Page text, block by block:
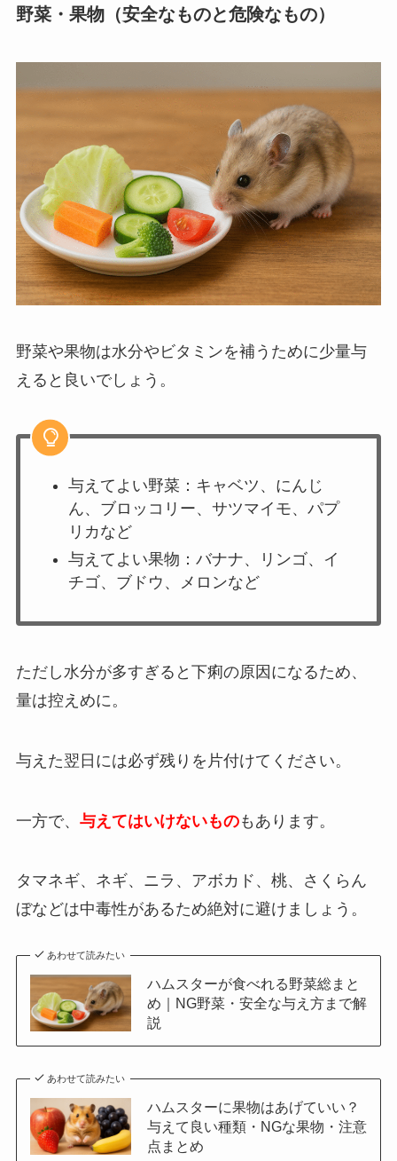
野菜・果物（安全なものと危険なもの）
野菜や果物は水分やビタミンを補うために少量与
えると良いでしょう。
与えてよい野菜：キャベツ、にんじ
ん、ブロッコリー、サツマイモ、パプ
リカなど
与えてよい果物：バナナ、リンゴ、イ
チゴ、ブドウ、メロンなど
ただし水分が多すぎると下痢の原因になるため、
量は控えめに。
与えた翌日には必ず残りを片付けてください。
一方で、 与えてはいけないものもあります。
タマネギ、ネギ、ニラ、アボカド、桃、さくらん
ぼなどは中毒性があるため絶対に避けましょう。
あわせて読みたい
ハムスターが食べれる野菜総まと
め｜NG野菜・安全な与え方まで解
説
あわせて読みたい
ハムスターに果物はあげていい？
与えて良い種類・NGな果物・注意
点まとめ